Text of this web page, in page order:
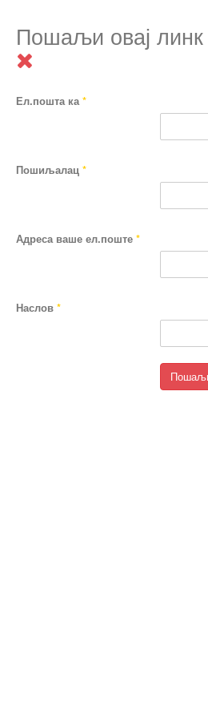
Пошаљи овај линк
Ел.пошта ка*
Пошиљалац *
Адреса ваше ел.поште *
Наслов *